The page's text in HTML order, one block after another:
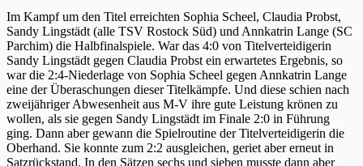
Im Kampf um den Titel erreichten Sophia Scheel, Claudia Probst,
Sandy Lingstädt (alle TSV Rostock Süd) und Annkatrin Lange (SC
Parchim) die Halbfinalspiele. War das 4:0 von Titelverteidigerin
Sandy Lingstädt gegen Claudia Probst ein erwartetes Ergebnis, so
war die 2:4-Niederlage von Sophia Scheel gegen Annkatrin Lange
eine der Überaschungen dieser Titelkämpfe. Und diese schien nach
zweijähriger Abwesenheit aus M-V ihre gute Leistung krönen zu
wollen, als sie gegen Sandy Lingstädt im Finale 2:0 in Führung
ging. Dann aber gewann die Spielroutine der Titelverteidigerin die
Oberhand. Sie konnte zum 2:2 ausgleichen, geriet aber erneut in
Satzrückstand. In den Sätzen sechs und sieben musste dann aber